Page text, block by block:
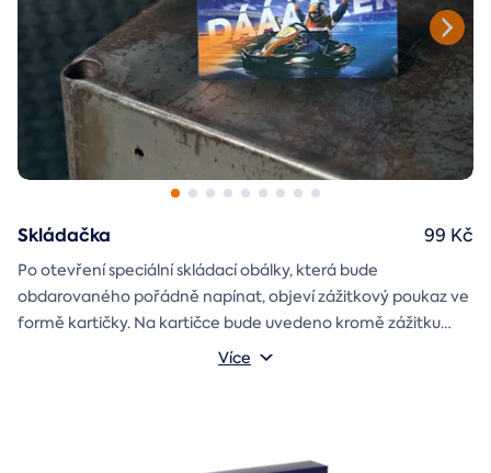
Skládačka
Po otevření speciální skládací obálky, která bude
obdarovaného pořádně napínat, objeví zážitkový poukaz ve
formě kartičky. Na kartičce bude uvedeno kromě zážitku
také jméno a věnování, které si v průběhu objednávky sami
Více
99 Kč